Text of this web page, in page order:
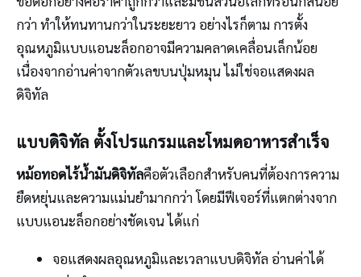
กว่า ทำให้ทนทานกว่าในระยะยาว อย่างไรก็ตาม การตั้ง
อุณหภูมิแบบแอนะล็อกอาจมีความคลาดเคลื่อนเล็กน้อย
เนื่องจากอ่านค่าจากตัวเลขบนปุ่มหมุน ไม่ใช่จอแสดงผล
ดิจิทัล
แบบดิจิทัล ตั้งโปรแกรมและโหมดอาหารสำเร็จ
หม้อทอดไร้น้ำมันดิจิทัลคือตัวเลือกสำหรับคนที่ต้องการความ
ยืดหยุ่นและความแม่นยำมากกว่า โดยมีฟีเจอร์ที่แตกต่างจาก
แบบแอนะล็อกอย่างชัดเจน ได้แก่
จอแสดงผลอุณหภูมิและเวลาแบบดิจิทัล อ่านค่าได้